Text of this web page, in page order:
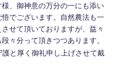
、御神意の万分の一にも添い
でございます。自然農法も一
せて頂いておりますが、益々
々分って頂きつつあります。
護と厚く御礼申し上げさせて戴